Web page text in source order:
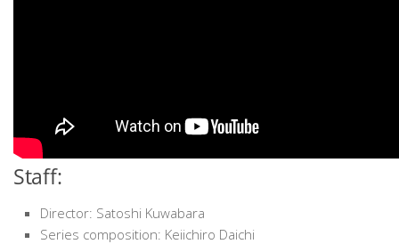
Staff:
Director: Satoshi Kuwabara
Series composition: Keiichiro Daichi